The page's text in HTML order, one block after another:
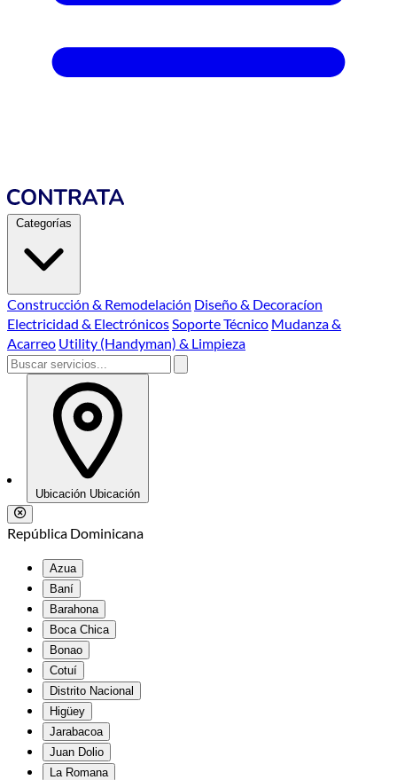
Categorías
Construcción & Remodelación Diseño & Decoracíon
Electricidad & ElectrónicosSoporte Técnico Mudanza &
Acarreo Utility (Handyman) & Limpieza
Ubicación Ubicación
República Dominicana
Azua
Baní
Barahona
Boca Chica
Bonao
Cotuí
Distrito Nacional
Higüey
Jarabacoa
Juan Dolio
La Romana